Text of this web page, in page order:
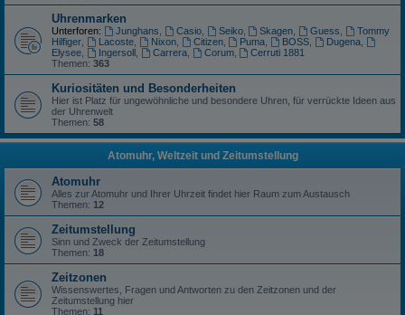
Uhrenmarken
Unterforen: Junghans Casio, Seiko, Skagen Guess
Tommy
Hilfiger
Lacoste, Nixon, Citizen, Puma BOSS Dugena
Elysee
Ingersoll, Carrera, Corum,
Cerruti 1881
Themen: 363
Kuriositäten und Besonderheiten
Hier ist Platz für ungewöhnliche und besondere Uhren, für verrückte Ideen aus
der Uhrenwelt
Themen: 58
Atomuhr, Weltzeit und Zeitumstellung
Atomuhr
Alles zur Atomuhr und Ihrer Uhrzeit findet hier Raum zum Austausch
Themen: 12
Zeitumstellung
Sinn und Zweck der Zeitumstellung
Themen: 18
Zeitzonen
Wissenswertes, Fragen und Antworten zu den Zeitzonen und der
Zeitumstellung hier
Themen: 11